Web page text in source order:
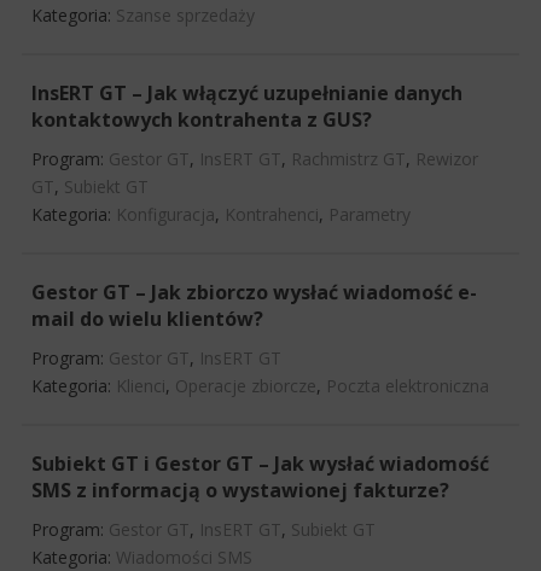
Kategoria: Szanse sprzedaży
InsERT GT – Jak włączyć uzupełnianie danych
kontaktowych kontrahenta z GUS?
Program: Gestor GT, InsERT GT, Rachmistrz GT, Rewizor
GT, Subiekt GT
Kategoria: Konfiguracja, Kontrahenci, Parametry
Gestor GT – Jak zbiorczo wysłać wiadomość e-
mail do wielu klientów?
Program: Gestor GT, InsERT GT
Kategoria: Klienci, Operacje zbiorcze, Poczta elektroniczna
Subiekt GT i Gestor GT – Jak wysłać wiadomość
SMS z informacją o wystawionej fakturze?
Program: Gestor GT, InsERT GT, Subiekt GT
Kategoria: Wiadomości SMS